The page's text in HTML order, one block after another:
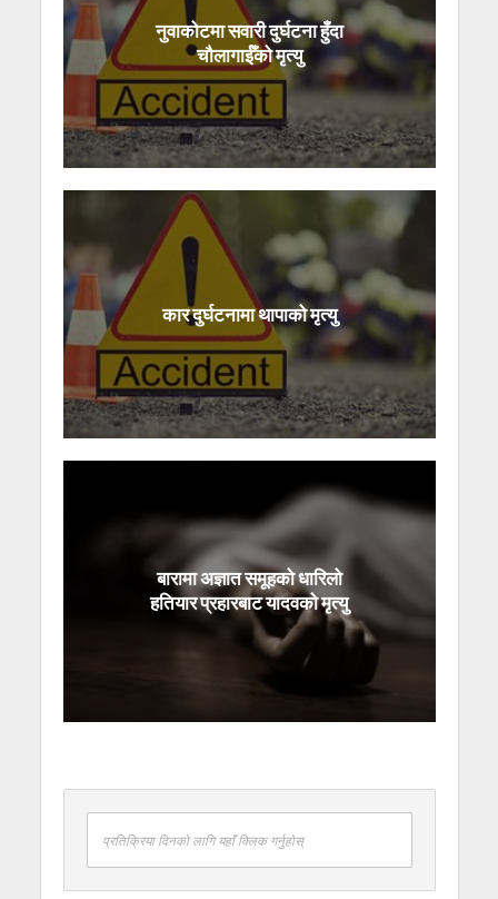
नुवाकोटमा सवारी दुर्घटना हुँदा
चौलागाईँको मृत्यु
कार दुर्घटनामा थापाको मृत्यु
बारामा अज्ञात समूहको धारिलो
हतियार प्रहारबाट यादवको मृत्यु
प्रतिक्रिया दिनको लागि यहाँ क्लिक गर्नुहोस्